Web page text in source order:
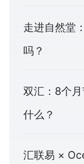
走进自然堂
吗？
双汇：8个
什么？
汇联易 ×